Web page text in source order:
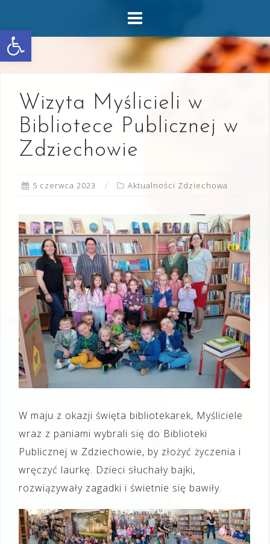
Otwórz pasek narzędzi
content
Wizyta Myślicieli w
Bibliotece Publicznej w
Zdziechowie
5 czerwca 2023 Aktualności Zdziechowa
W maju z okazji święta bibliotekarek, Myśliciele
wraz z paniami wybrali się do Biblioteki
Publicznej w Zdziechowie, by złożyć życzenia i
wręczyć laurkę. Dzieci słuchały bajki,
rozwiązywały zagadki i świetnie się bawiły.